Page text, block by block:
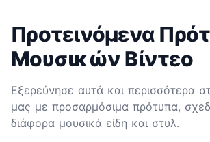
Προτεινόμενα
Μουσικών Βίντεο
Εξερεύνησε αυτά και περισσότερα
μας με προσαρμόσιμα πρότυπα,
διάφορα μουσικά είδη και στυλ.